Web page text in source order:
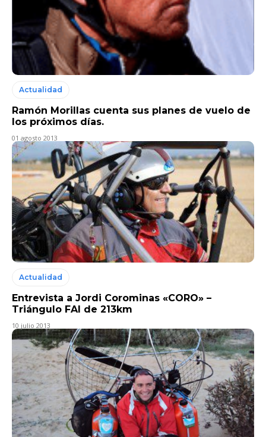
Actualidad
Ramón Morillas cuenta sus planes de vuelo de
los próximos días.
01 agosto 2013
Actualidad
Entrevista a Jordi Corominas «CORO» –
Triángulo FAI de 213km
10 julio 2013